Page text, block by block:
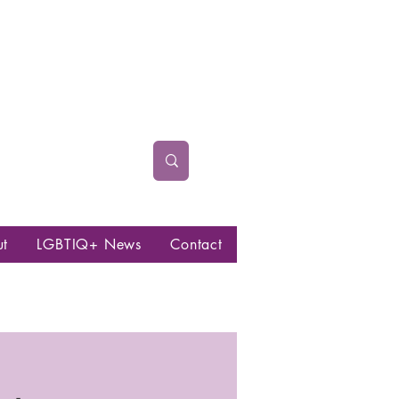
LGBTIQ+ News Contact